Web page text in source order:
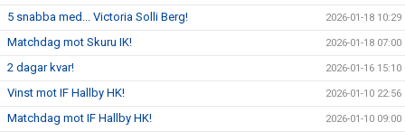
5 snabba med... Victoria Solli Berg! 2026-01-18 10:29
Matchdag mot Skuru IK! 2026-01-18 07:00
2 dagar kvar! 2026-01-16 15:10
Vinst mot IF Hallby HK! 2026-01-10 22:56
Matchdag mot IF Hallby HK! 2026-01-10 09:00